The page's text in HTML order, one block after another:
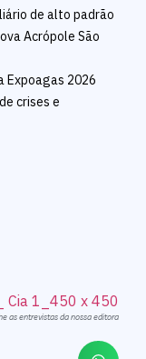
de alto padrão
Acrópole São
Expoagas 2026
crises e
as entrevistas da nossa editora